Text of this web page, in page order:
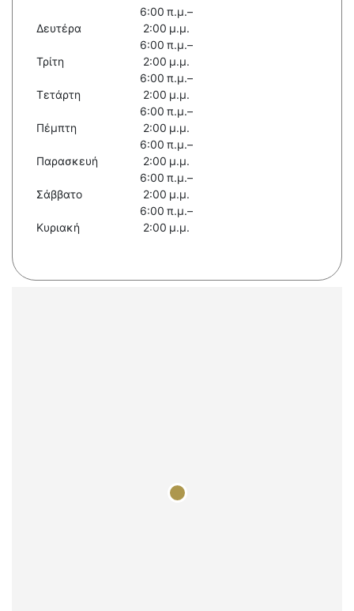
Δευτέρα
6:00 π.μ.–
2:00 μ.μ.
Τρίτη
6:00 π.μ.–
2:00 μ.μ.
Τετάρτη
6:00 π.μ.–
2:00 μ.μ.
Πέμπτη
6:00 π.μ.–
2:00 μ.μ.
Παρασκευή
6:00 π.μ.–
2:00 μ.μ.
Σάββατο
6:00 π.μ.–
2:00 μ.μ.
Κυριακή
6:00 π.μ.–
2:00 μ.μ.